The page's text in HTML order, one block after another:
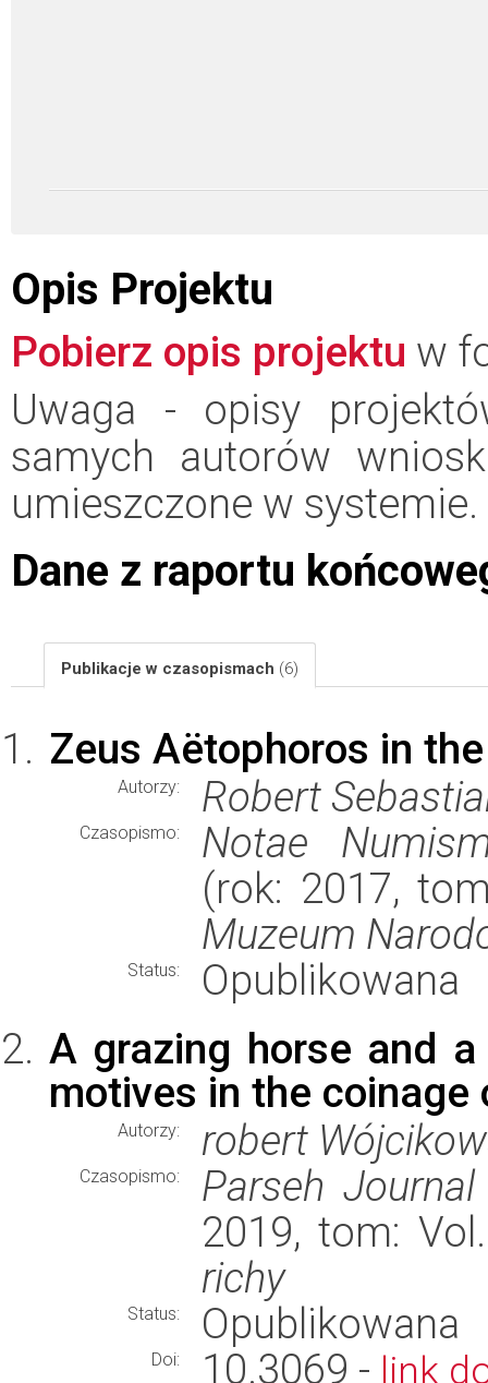
Opis Projektu
Pobierz opis projektu w
Uwaga - opisy
samych autorów
umieszczone w systemie.
Dane z raportu
Publikacje w czasopismach (6)
Zeus Aëtophoros in
Autorzy: Robert
Czasopismo:
Notae
(rok: 2017,
Muzeum
Status:
Opublikowana
A grazing horse and
motives in the coinage
Autorzy: robert
Czasopismo:
Parseh
2019, tom:
richy
Status: Opublikowana
Doi: 10.3069 - link